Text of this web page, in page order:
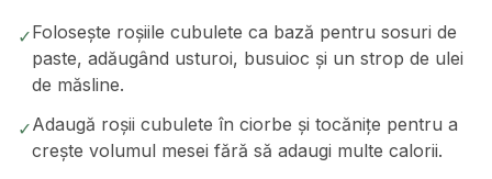
✓Folosește roșiile cubulete ca bază pentru sosuri de
paste, adăugând usturoi, busuioc și un strop de ulei
de măsline.
✓Adaugă roșii cubulete în ciorbe și tocănițe pentru a
crește volumul mesei fără să adaugi multe calorii.